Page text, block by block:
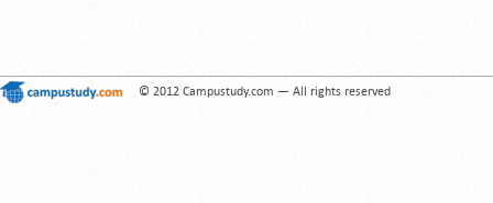
© 2012 Campustudy.com — All rights reserved